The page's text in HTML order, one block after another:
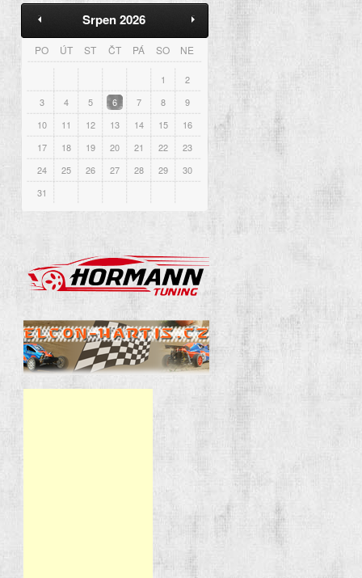
Srpen 2026
PO ÚT ST ČT PÁ SO NE
1
2
3
4 5 6 7 8
9
10
11 12 13 14 15
16
17
18 19 20 21 22
23
24
25 26 27 28 29
30
31